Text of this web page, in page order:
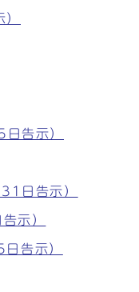
告示）
日告示）
示）
告示）